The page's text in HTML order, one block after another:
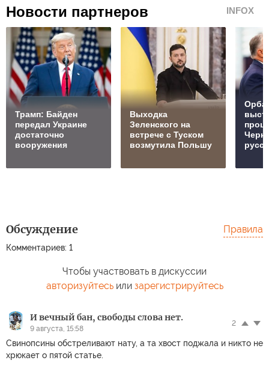
Новости партнеров INFOX
Трамп: Байден
передал Украине
достаточно
вооружения
Выходка
Зеленского на
встрече с Туском
возмутила Польшу
Обсуждение
Комментариев: 1
Правила
Чтобы участвовать в дискуссии
авторизуйтесьили зарегистрируйтесь
И вечный бан, свободы слова нет.
9 августа, 15:58
2
Свинопсины обстреливают нату, а та хвост поджала и никто не
хрюкает о пятой статье.